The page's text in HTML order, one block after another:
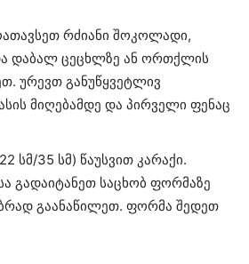
რძიანი შოკოლადი,
დაბალ ცეცხლზე ან ორთქლის
ურევთ განუწყვეტლივ
მიღებამდე და პირველი ფენაც
სმ/35 სმ) წაუსვით კარაქი.
გადაიტანეთ საცხობ ფორმაზე
გაანაწილეთ. ფორმა შედეთ